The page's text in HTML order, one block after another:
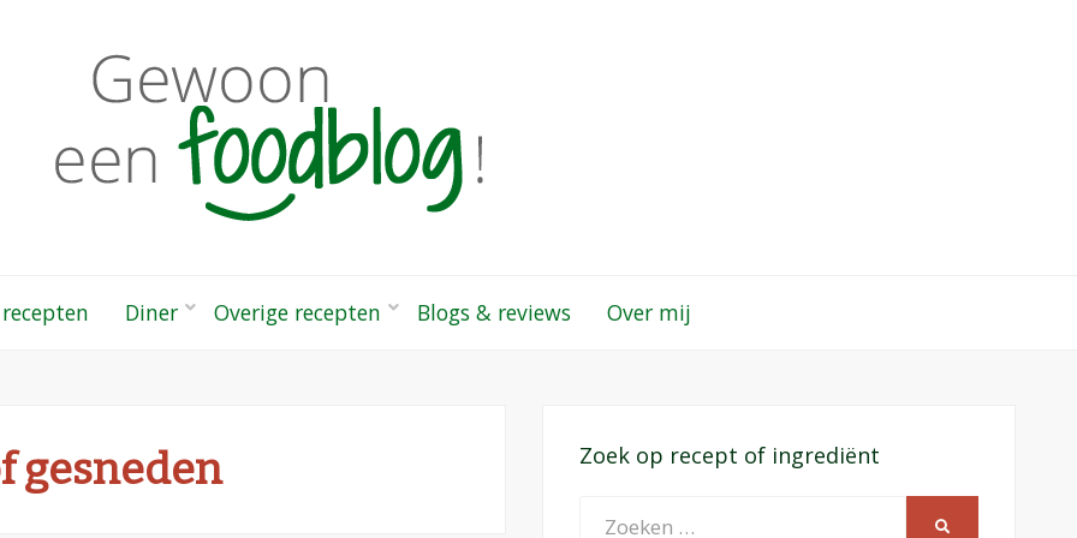
Diner Overige recepten Blogs & reviews Over mij
gesneden Zoek op recept of ingrediënt